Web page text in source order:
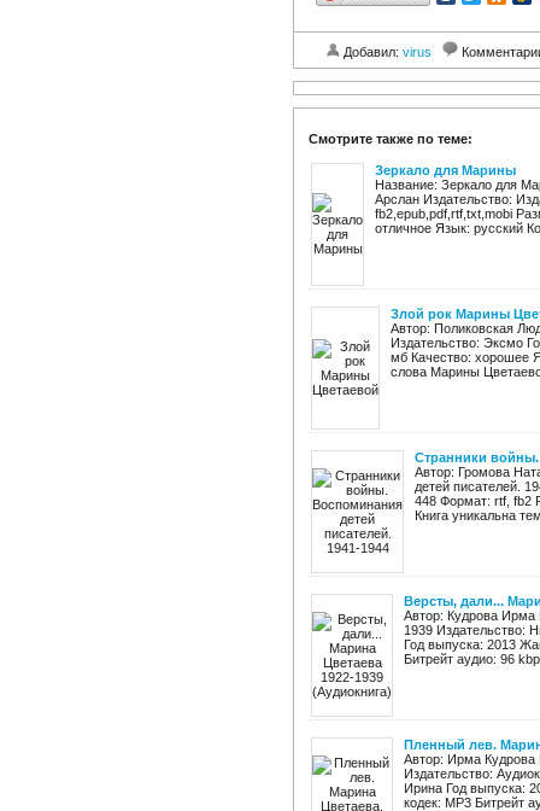
Добавил: virus
Смотрите также по теме:
Зеркало для Марины
Название: Зеркало для
Арслан Издательство:
fb2,epub,pdf,rtf,txt,mobi
отличное Язык: русский
Злой рок Марины
Автор: Поликовская
Издательство: Эксмо
мб Качество: хорошее
слова Марины
Странники войны.
Автор: Громова
детей писателей.
448 Формат: rtf, fb2
Книга уникальна
Версты, дали...
Автор: Кудрова Ирма
1939 Издательство:
Год выпуска: 2013
Битрейт аудио: 96
Пленный лев.
Автор: Ирма Кудрова
Издательство:
Ирина Год выпуска:
кодек: MP3 Битрейт